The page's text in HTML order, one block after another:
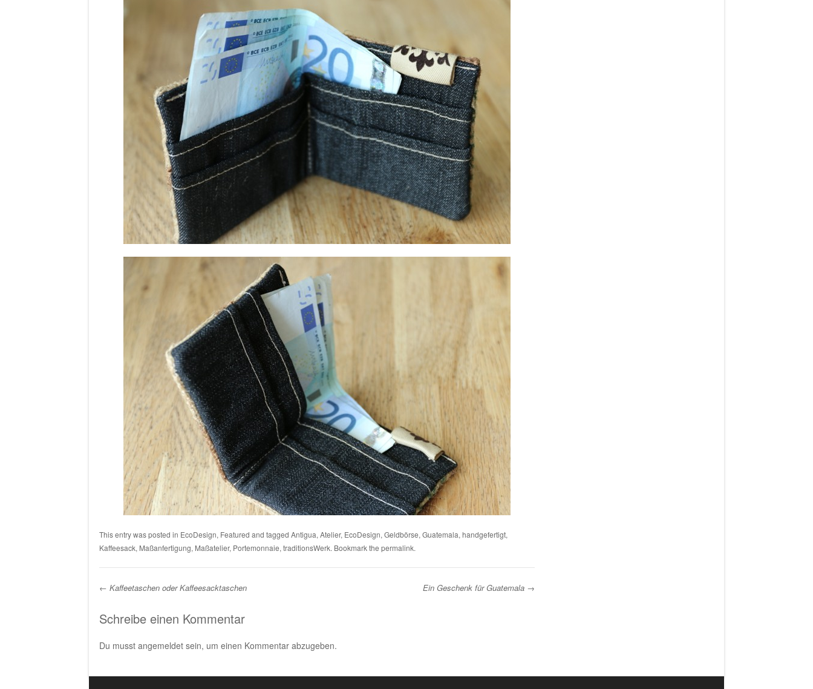
This entry was posted in EcoDesign, Featured and tagged Antigua, Atelier, EcoDesign, Geldbörse, Guatemala, handgefertigt,
Kaffeesack, Maßanfertigung, Maßatelier, Portemonnaie, traditionsWerk. Bookmark the permalink.
Post navigation
← Kaffeetaschen oder Kaffeesacktaschen Ein Geschenk für Guatemala →
Schreibe einen Kommentar
Du musst angemeldetsein, um einen Kommentar abzugeben.